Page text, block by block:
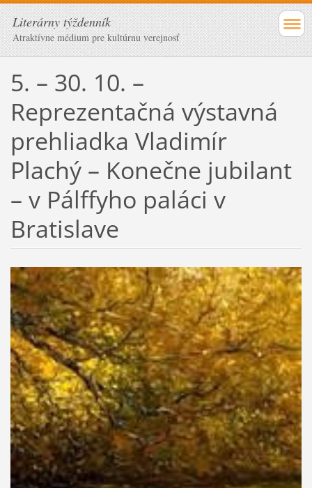
Literárny týždenník
Atraktívne médium pre kultúrnu verejnosť
5. – 30. 10. –
Reprezentačná výstavná
prehliadka Vladimír
Plachý – Konečne jubilant
– v Pálffyho paláci v
Bratislave